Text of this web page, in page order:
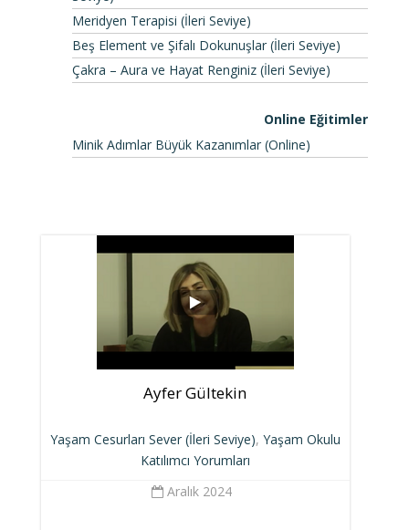
Meridyen Terapisi (İleri Seviye)
Beş Element ve Şifalı Dokunuşlar (İleri Seviye)
Çakra – Aura ve Hayat Renginiz (İleri Seviye)
Online Eğitimler
Minik Adımlar Büyük Kazanımlar (Online)
Ayfer Gültekin
Yaşam Cesurları Sever (İleri Seviye), Yaşam Okulu
Katılımcı Yorumları
Aralık 2024